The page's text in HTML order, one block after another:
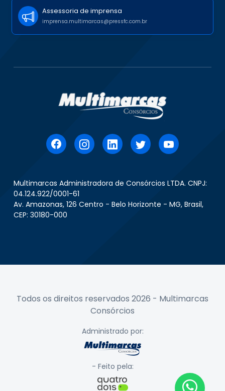
Assessoria de imprensa
imprensa.multimarcas@pressfc.com.br
Multimarcas Administradora de Consórcios LTDA. CNPJ:
04.124.922/0001-61
Av. Amazonas, 126 Centro - Belo Horizonte - MG, Brasil,
CEP: 30180-000
Todos os direitos reservados 2026 - Multimarcas
Consórcios
Administrado por:
- Feito pela: